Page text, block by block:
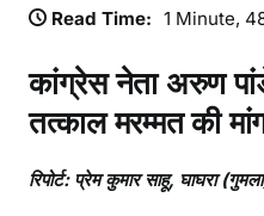
Read Time: 1 Minute,
कांग्रेस नेता अरुण
तत्काल मरम्मत की
रिपोर्ट: प्रेम कुमार साहू, घाघरा